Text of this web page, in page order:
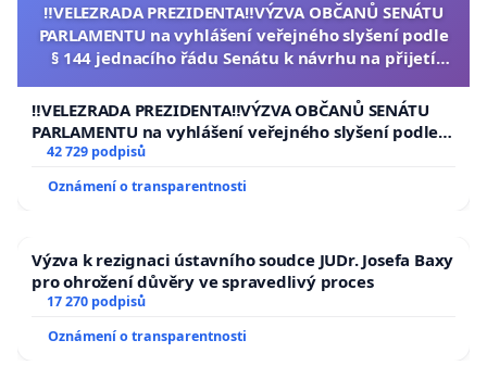
‼️VELEZRADA PREZIDENTA‼️VÝZVA OBČANŮ SENÁTU
PARLAMENTU na vyhlášení veřejného slyšení podle
§ 144 jednacího řádu Senátu k návrhu na přijetí
republiky
‼️VELEZRADA PREZIDENTA‼️VÝZVA OBČANŮ SENÁTU
PARLAMENTU na vyhlášení veřejného slyšení podle §
144 jednacího řádu Senátu k návrhu na přijetí
usnesení k podání ústavní žaloby na prezidenta
republiky
42 729 podpisů
Oznámení o transparentnosti
Výzva k rezignaci ústavního soudce JUDr. Josefa Baxy
pro ohrožení důvěry ve spravedlivý proces
17 270 podpisů
Oznámení o transparentnosti